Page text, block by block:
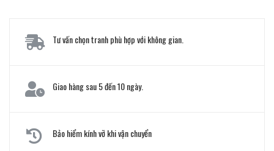
Tư vấn chọn tranh phù hợp với không gian.
Giao hàng sau 5 đến 10 ngày.
Bảo hiểm kính vỡ khi vận chuyển